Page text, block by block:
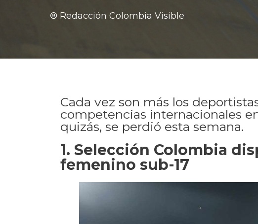
Redacción Colombia Visible
Cada vez son más los
competencias internacionales
quizás, se perdió esta semana.
1. Selección Colombia
femenino sub-17